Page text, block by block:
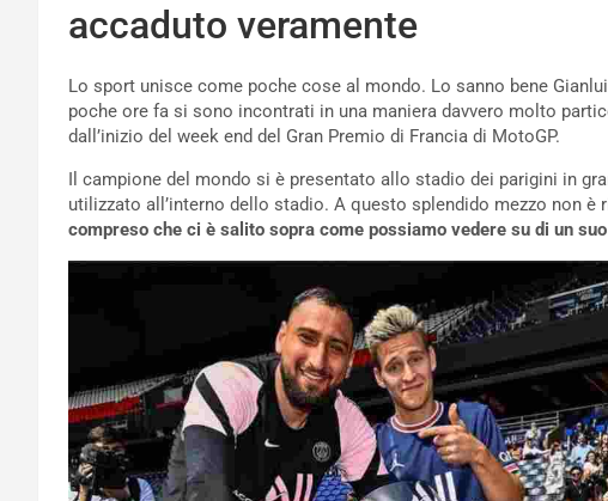
accaduto veramente
Lo sport unisce come poche cose al mondo. Lo sanno bene
poche ore fa si sono incontrati in una maniera davvero molto
dall’inizio del week end del Gran Premio di Francia di MotoGP.
Il campione del mondo si è presentato allo stadio dei parigini in
utilizzato all’interno dello stadio. A questo splendido mezzo non è
compreso che ci è salito sopra come possiamo vedere su di un